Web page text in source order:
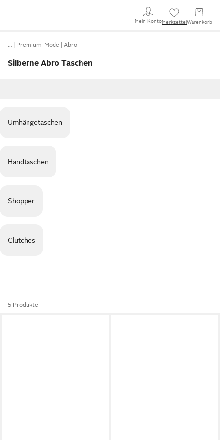
Mein KontoMerkzettel Warenkorb
… Premium-Mode Abro
Silberne Abro Taschen
Umhängetaschen
Handtaschen
Shopper
Clutches
5 Produkte